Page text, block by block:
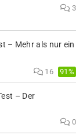
3
– Mehr als nur ein
16 91%
– Der
0